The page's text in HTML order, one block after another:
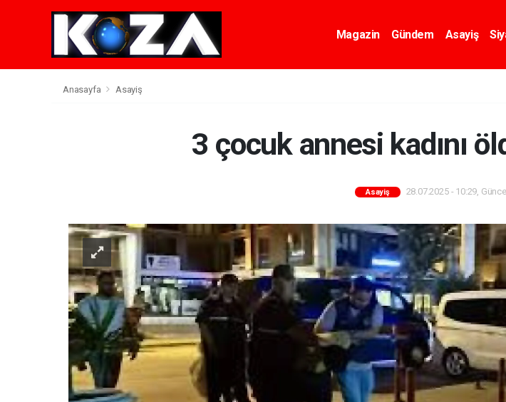
Magazin Gündem Asayiş
Anasayfa Asayiş
3 çocuk annesi kadını
Asayiş 28.07.2025 - 10:29,